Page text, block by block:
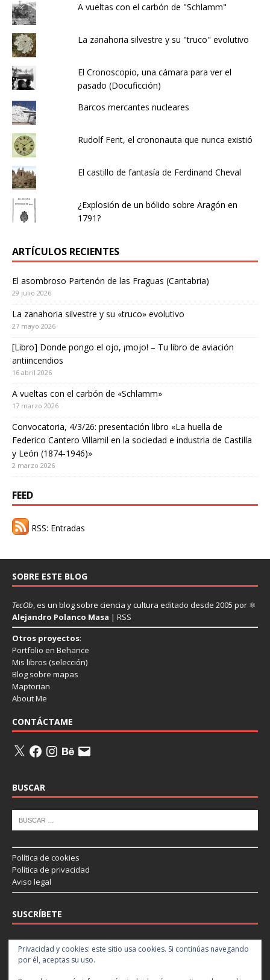
A vueltas con el carbón de "Schlamm"
La zanahoria silvestre y su "truco" evolutivo
El Cronoscopio, una cámara para ver el
pasado (Docuficción)
Barcos mercantes nucleares
Rudolf Fent, el crononauta que nunca existió
El castillo de fantasía de Ferdinand Cheval
¿Explosión de un bólido sobre Aragón en
1791?
ARTÍCULOS RECIENTES
El asombroso Partenón de las Fraguas (Cantabria)
29 julio 2026
La zanahoria silvestre y su «truco» evolutivo
27 mayo 2026
[Libro] Donde pongo el ojo, ¡mojo! – Tu libro de aviación
antiincendios
16 abril 2026
A vueltas con el carbón de «Schlamm»
17 marzo 2026
Convocatoria, 4/3/26: presentación libro «La huella de
Federico Cantero Villamil en la sociedad e industria de Castilla
y León (1874-1946)»
2 marzo 2026
FEED
RSS: Entradas
SOBRE ESTE BLOG
TecOb, es un blog sobre ciencia y cultura editado desde 2005 por ⚛
Alejandro Polanco Masa | RSS
Otros proyectos:
Portfolio en Behance
Mis libros (selección)
Blog sobre mapas
Maptorian
About Me
CONTÁCTAME
BUSCAR
Política de cookies
Política de privacidad
Aviso legal
SUSCRÍBETE
Introduce tu correo electrónico para suscribirte a este blog y recibir
notificaciones de nuevas entradas.
Privacidad y cookies: este sitio usa cookies. Si continúas navegando
por él, aceptas su uso.